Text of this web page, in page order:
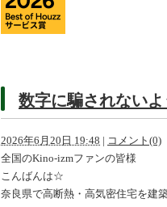
数字に騙されない
2026年6月20日 19:48 | コメント(0)
全国のKino-izmファンの皆様
こんばんは☆
奈良県で高断熱・高気密住宅を建